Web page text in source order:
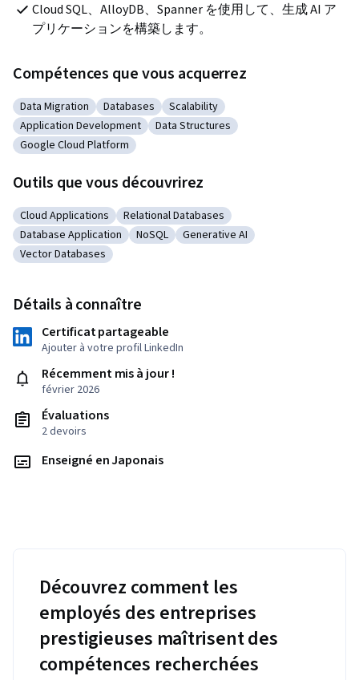
Cloud SQL、AlloyDB、Spanner を使用して、生成 AI ア
プリケーションを構築します。
Compétences que vous acquerrez
Catégorie : Data Migration
Data Migration Catégorie : Databases
Databases Catégorie : Scalability
Scalability
Catégorie : Application Development
Application Development Catégorie : Data Structures
Data Structures
Catégorie : Google Cloud Platform
Google Cloud Platform
Outils que vous découvrirez
Catégorie : Cloud Applications
Cloud Applications Catégorie : Relational Databases
Relational Databases
Catégorie : Database Application
Database Application Catégorie : NoSQL
NoSQL Catégorie : Generative AI
Generative AI
Catégorie : Vector Databases
Vector Databases
Détails à connaître
Certificat partageable
Ajouter à votre profil LinkedIn
Récemment mis à jour !
février 2026
Évaluations
2 devoirs
Enseigné en Japonais
Découvrez comment les
employés des entreprises
prestigieuses maîtrisent des
compétences recherchées